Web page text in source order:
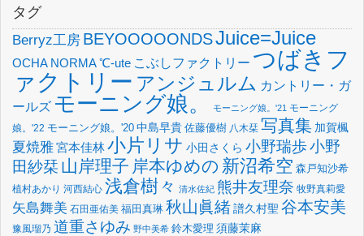
タグ
Berryz工房 BEYOOOOONDSJuice=Juice
OCHA NORMA℃-ute こぶしファクトリー つばきフ
ァクトリー アンジュルム カントリー・ガ
ールズ モーニング娘。 モーニング娘。'21 モーニング
娘。'22 モーニング娘。'20 中島早貴 佐藤優樹 八木栞 写真集 加賀楓
夏焼雅宮本佳林小片リサ 小田さくら 小野瑞歩小野
田紗栞 山岸理子 岸本ゆめの 新沼希空 森戸知沙希
植村あかり 河西結心 浅倉樹々 清水佐紀 熊井友理奈 牧野真莉愛
矢島舞美 石田亜佑美 福田真琳 秋山眞緒譜久村聖 谷本安美
豫風瑠乃 道重さゆみ 野中美希 鈴木愛理 須藤茉麻